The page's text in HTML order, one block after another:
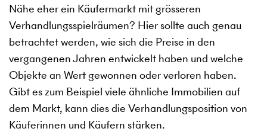
Nähe eher ein Käufermarkt mit grösseren
Verhandlungsspielräumen? Hier sollte auch genau
betrachtet werden, wie sich die Preise in den
vergangenen Jahren entwickelt haben und welche
Objekte an Wert gewonnen oder verloren haben.
Gibt es zum Beispiel viele ähnliche Immobilien auf
dem Markt, kann dies die Verhandlungsposition von
Käuferinnen und Käufern stärken.